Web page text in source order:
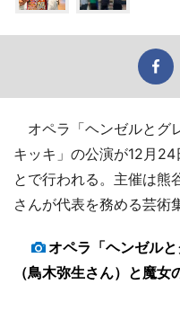
オペラ「ヘンゼルとグ
キッキ」の公演が12月
とで行われる。主催は熊
さんが代表を務める芸術
オペラ「ヘンゼル
（鳥木弥生さん）と魔女